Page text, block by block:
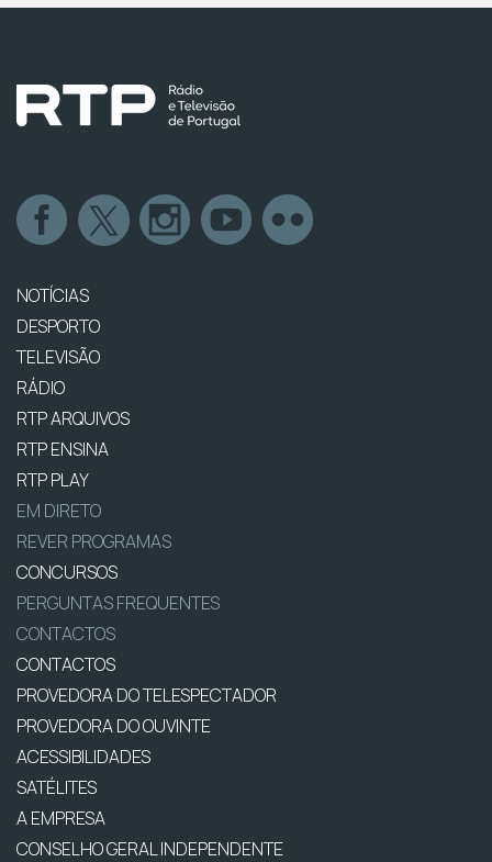
NOTÍCIAS
DESPORTO
TELEVISÃO
RÁDIO
RTP ARQUIVOS
RTP ENSINA
RTP PLAY
EM DIRETO
REVER PROGRAMAS
CONCURSOS
PERGUNTAS FREQUENTES
CONTACTOS
CONTACTOS
PROVEDORA DO TELESPECTADOR
PROVEDORA DO OUVINTE
ACESSIBILIDADES
SATÉLITES
A EMPRESA
CONSELHO GERAL INDEPENDENTE